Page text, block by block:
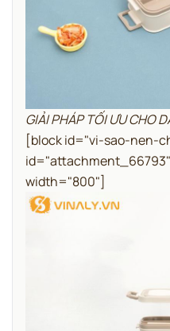
GIẢI PHÁP TỐI ƯU CHO
[block id="vi-sao-nen-
width="800"]